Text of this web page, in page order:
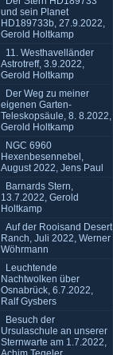
und sein Planet
HD189733b, 27.9.2022,
Gerold Holtkamp
11. Westhavelländer
Astrotreff, 3.9.2022,
Gerold Holtkamp
Der Weg zu meiner
eigenen Garten-
Teleskopsäule, 8. 8.2022,
Gerold Holtkamp
NGC 6960
Hexenbesennebel,
August 2022, Jens Paul
Barnards Stern,
13.7.2022, Gerold
Holtkamp
Auf der Rooisand Desert
Ranch, Juli 2022, Werner
Wöhrmann
Leuchtende
Nachtwolken über
Osnabrück, 6.7.2022,
Ralf Gysbers
Besuch der
Ursulaschule an unserer
Sternwarte am 1.7.2022,